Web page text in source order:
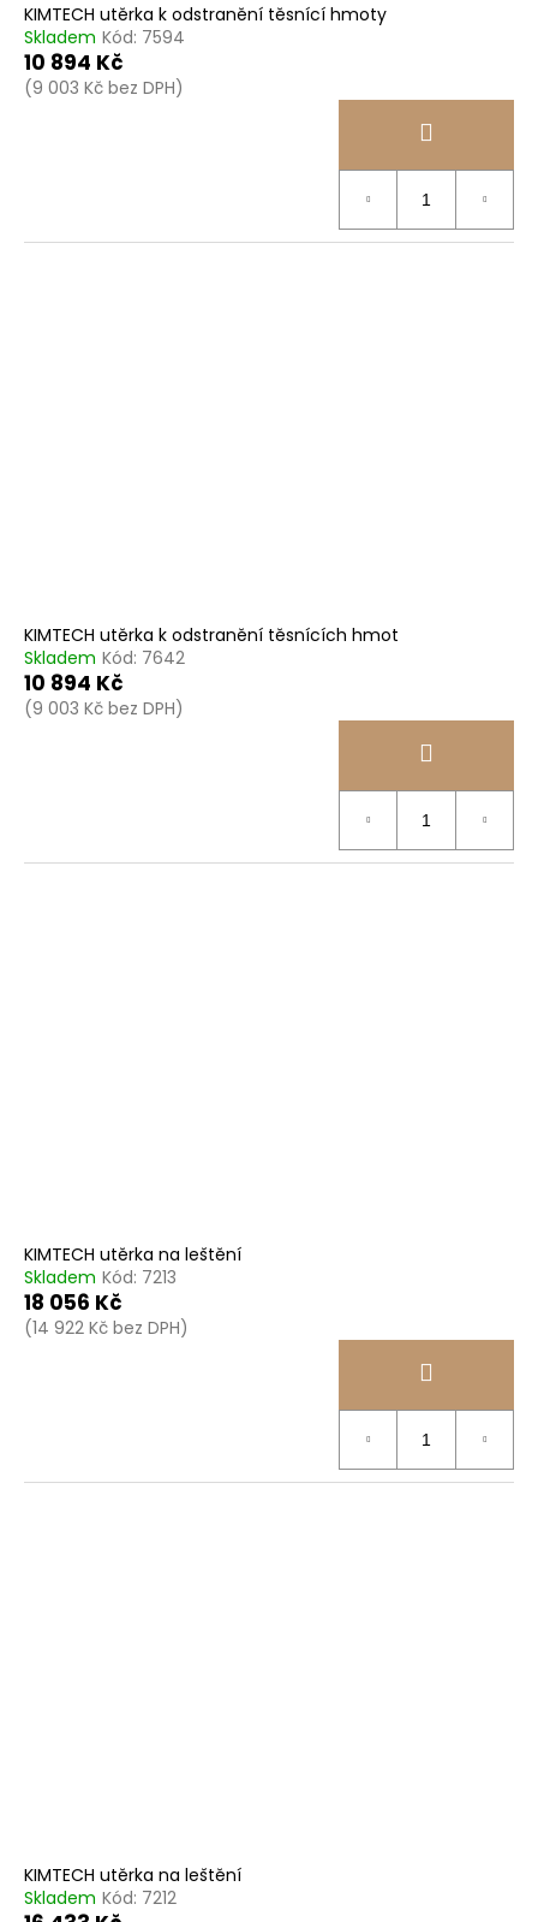
KIMTECH utěrka k odstranění těsnící hmoty
Skladem Kód: 7594
10 894 Kč
(9 003 Kč bez DPH)
KIMTECH utěrka k odstranění těsnících hmot
Skladem Kód: 7642
10 894 Kč
(9 003 Kč bez DPH)
KIMTECH utěrka na leštění
Skladem Kód: 7213
18 056 Kč
(14 922 Kč bez DPH)
KIMTECH utěrka na leštění
Skladem Kód: 7212